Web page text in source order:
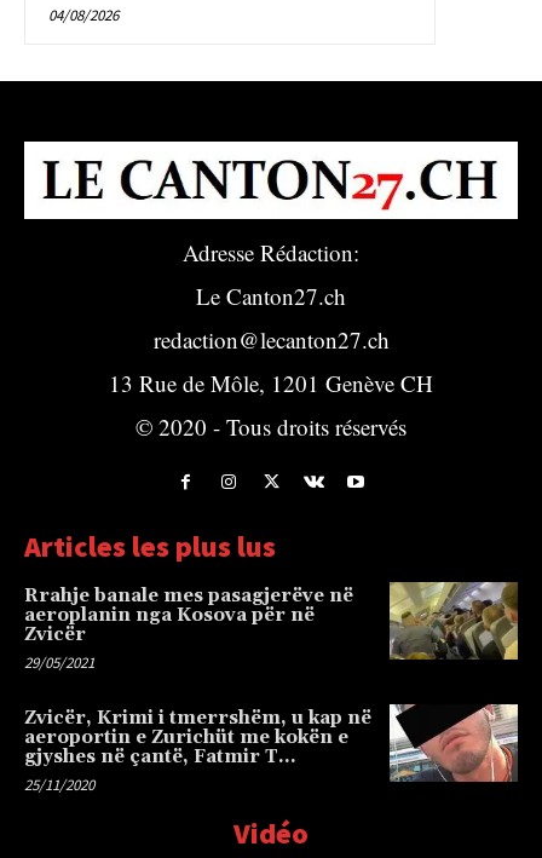
04/08/2026
Adresse Rédaction:
Le Canton27.ch
redaction@lecanton27.ch
13 Rue de Môle, 1201 Genève CH
© 2020 - Tous droits réservés
Articles les plus lus
Rrahje banale mes pasagjerëve në
aeroplanin nga Kosova për në
Zvicër
29/05/2021
Zvicër, Krimi i tmerrshëm, u kap në
aeroportin e Zurichüt me kokën e
gjyshes në çantë, Fatmir T…
25/11/2020
Vidéo